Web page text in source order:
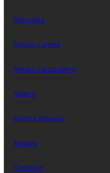
Macerata
Massa-Carrara
Medio Campidano
Milano
Monza Brianza
Novara
Ogliastra